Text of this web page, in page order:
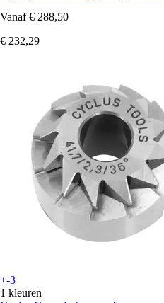
Vanaf € 288,50
€ 232,29
+-3
1 kleuren